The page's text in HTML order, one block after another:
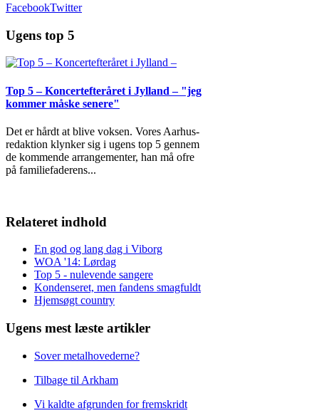
FacebookTwitter
Ugens top 5
Top 5 – Koncertefteråret i Jylland – "jeg
kommer måske senere"
Det er hårdt at blive voksen. Vores Aarhus-
redaktion klynker sig i ugens top 5 gennem
de kommende arrangementer, han må ofre
på familiefaderens...
Relateret indhold
En god og lang dag i Viborg
WOA '14: Lørdag
Top 5 - nulevende sangere
Kondenseret, men fandens smagfuldt
Hjemsøgt country
Ugens mest læste artikler
Sover metalhovederne?
Tilbage til Arkham
Vi kaldte afgrunden for fremskridt